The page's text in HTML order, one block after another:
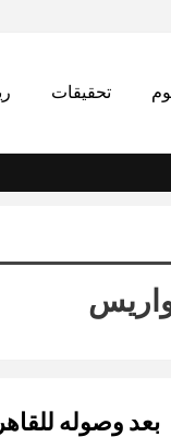
تحقيقات
بعد وصوله